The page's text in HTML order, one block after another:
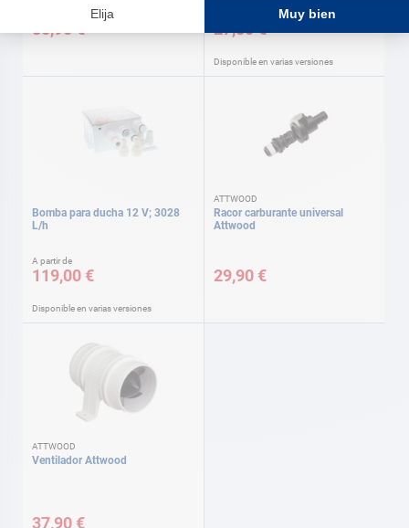
85,90 € 27,80 €
Disponible en varias versiones
Bomba para ducha 12 V; 3028
L/h
A partir de
119,00 €
Disponible en varias versiones
ATTWOOD
Racor carburante universal
Attwood
29,90 €
ATTWOOD
Ventilador Attwood
37,90 €